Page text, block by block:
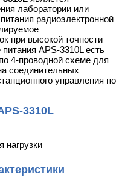
лаборатории или
радиоэлектронной
при высокой точности
APS-3310L есть
4-проводной схеме для
соединительных
управления по
3310L
нагрузки